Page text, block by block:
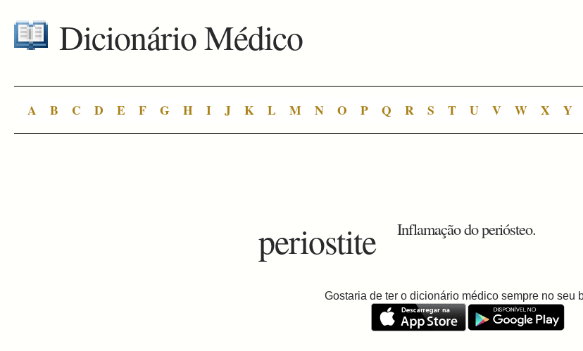
Dicionário Médico
A B C D E F G H I J K L M N O P Q R S T U V W X Y
periostite Inflamação do periósteo.
Gostaria de ter o dicionário médico sempre no seu